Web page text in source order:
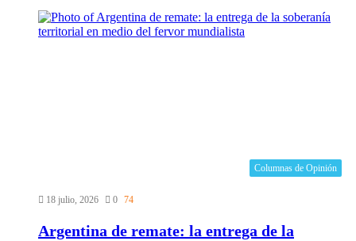
Columnas de Opinión
18 julio, 2026 0 74
Argentina de remate: la entrega de la